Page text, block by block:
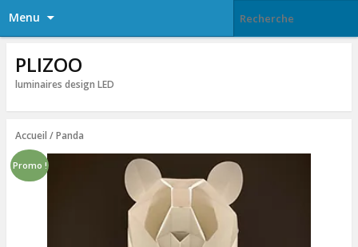
Menu
PLIZOO
luminaires design LED
Accueil / Panda
Promo !